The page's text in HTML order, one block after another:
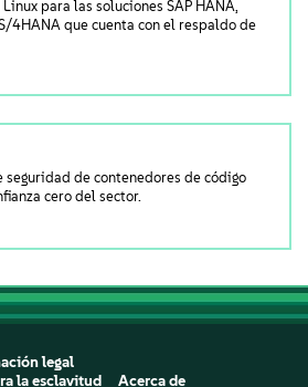
para las soluciones SAP HANA,
4HANA que cuenta con el respaldo de
seguridad de contenedores de código
cero del sector.
legal
la esclavitud
Acerca de